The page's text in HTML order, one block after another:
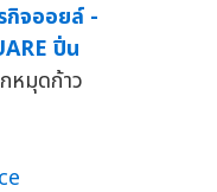
กิจออยล์ -
ปิ่น
มุดก้าว